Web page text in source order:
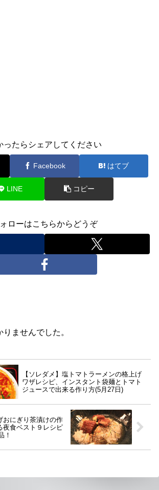
ったらシェアしてください
Facebook はてブ
LINE コピー
ローはこちらからどうぞ
ませんでした。
【ソレダメ】塩トマトラーメンの格上げ
ワザレシピ、インスタント袋麺とトマト
ジュースで出来る作り方(5月27日)
おにぎり茶漬けの作
夜食ベスト９レシピ
！